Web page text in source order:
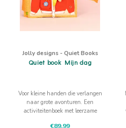
Jolly designs - Quiet Books
Quiet book Mijn dag
Voor kleine handen die verlangen
naar grote avonturen. Een
activiteitenboek met leerzame
€89,99